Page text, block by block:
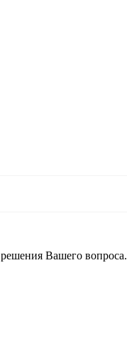
Вашего вопроса.